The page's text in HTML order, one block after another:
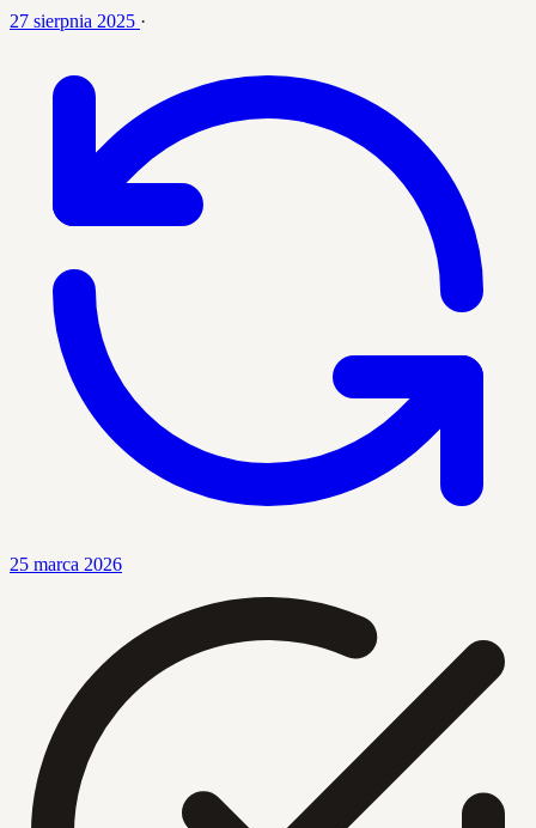
27 sierpnia 2025 ·
25 marca 2026